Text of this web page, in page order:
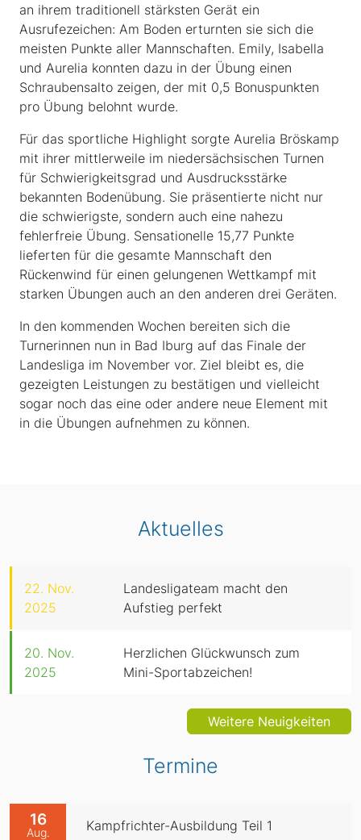
an ihrem traditionell stärksten Gerät ein
Ausrufezeichen: Am Boden erturnten sie sich die
meisten Punkte aller Mannschaften. Emily, Isabella
und Aurelia konnten dazu in der Übung einen
Schraubensalto zeigen, der mit 0,5 Bonuspunkten
pro Übung belohnt wurde.
Für das sportliche Highlight sorgte Aurelia Bröskamp
mit ihrer mittlerweile im niedersächsischen Turnen
für Schwierigkeitsgrad und Ausdrucksstärke
bekannten Bodenübung. Sie präsentierte nicht nur
die schwierigste, sondern auch eine nahezu
fehlerfreie Übung. Sensationelle 15,77 Punkte
lieferten für die gesamte Mannschaft den
Rückenwind für einen gelungenen Wettkampf mit
starken Übungen auch an den anderen drei Geräten.
In den kommenden Wochen bereiten sich die
Turnerinnen nun in Bad Iburg auf das Finale der
Landesliga im November vor. Ziel bleibt es, die
gezeigten Leistungen zu bestätigen und vielleicht
sogar noch das eine oder andere neue Element mit
in die Übungen aufnehmen zu können.
Aktuelles
22. Nov.
2025
Landesligateam macht den
Aufstieg perfekt
20. Nov.
2025
Herzlichen Glückwunsch zum
Mini-Sportabzeichen!
Weitere Neuigkeiten
Termine
16
Aug. Kampfrichter-Ausbildung Teil 1